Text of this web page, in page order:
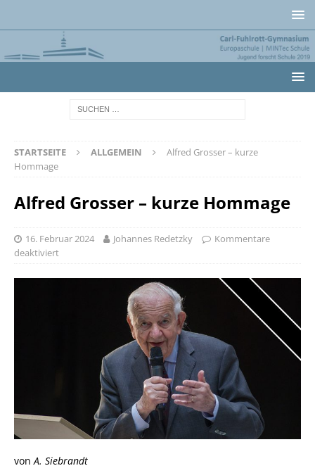
STARTSEITE ALLGEMEIN
Alfred Grosser – kurze
Hommage
Alfred Grosser – kurze Hommage
16. Februar 2024 Johannes Redetzky
Kommentare
deaktiviert
vonA. Siebrandt